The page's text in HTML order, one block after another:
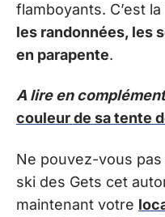
flamboyants. C’est
les randonnées, les
en parapente.
A lire en
couleur de sa tente
Ne pouvez-vous
ski des Gets cet
maintenant votre